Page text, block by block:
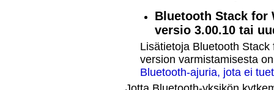
Bluetooth Stack for
versio 3.00.10 tai
Lisätietoja Bluetooth
version varmistamisesta
Bluetooth-ajuria, jota ei